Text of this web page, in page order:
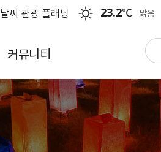
날씨 관광 플래닝 23.2℃ 맑음
커뮤니티